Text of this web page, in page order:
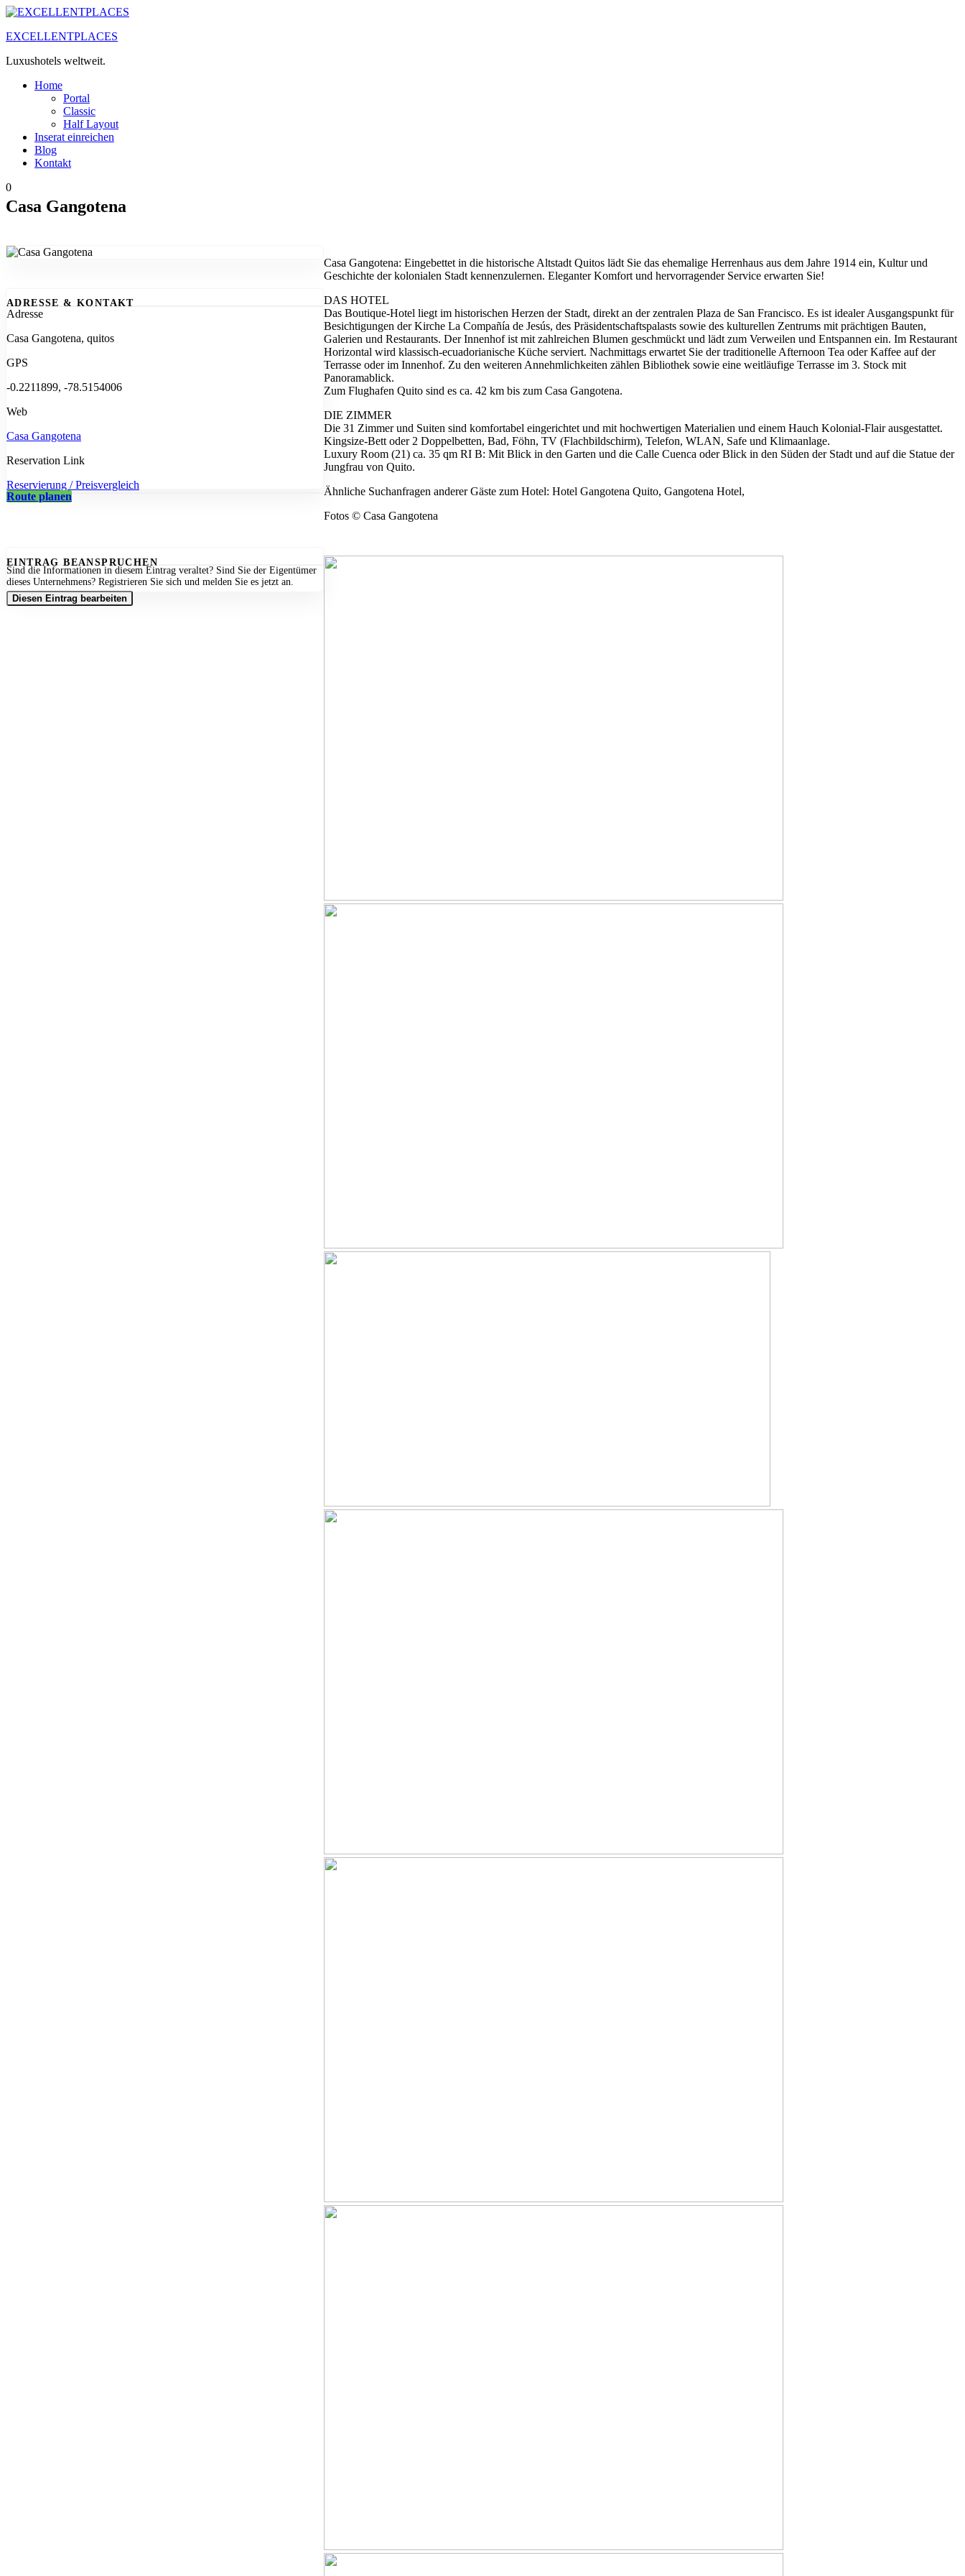
Zum
springen
EXCELLENTPLACES
Luxushotels weltweit.
Home
Portal
Classic
Half Layout
Inserat einreichen
Blog
Kontakt
0
Casa Gangotena
ADRESSE & KONTAKT
Adresse
Casa Gangotena, quitos
GPS
-0.2211899, -78.5154006
Web
Casa Gangotena
Reservation Link
Reservierung / Preisvergleich
Route planen
EINTRAG BEANSPRUCHEN
Sind die Informationen in diesem Eintrag veraltet? Sind Sie der Eigentümer
dieses Unternehmens? Registrieren Sie sich und melden Sie es jetzt an.
Diesen Eintrag bearbeiten
Casa Gangotena: Eingebettet in die historische Altstadt Quitos lädt Sie das ehemalige Herrenhaus aus dem Jahre 1914 ein, Kultur und
Geschichte der kolonialen Stadt kennenzulernen. Eleganter Komfort und hervorragender Service erwarten Sie!
DAS HOTEL
Das Boutique-Hotel liegt im historischen Herzen der Stadt, direkt an der zentralen Plaza de San Francisco. Es ist idealer Ausgangspunkt für
Besichtigungen der Kirche La Compañía de Jesús, des Präsidentschaftspalasts sowie des kulturellen Zentrums mit prächtigen Bauten,
Galerien und Restaurants. Der Innenhof ist mit zahlreichen Blumen geschmückt und lädt zum Verweilen und Entspannen ein. Im Restaurant
Horizontal wird klassisch-ecuadorianische Küche serviert. Nachmittags erwartet Sie der traditionelle Afternoon Tea oder Kaffee auf der
Terrasse oder im Innenhof. Zu den weiteren Annehmlichkeiten zählen Bibliothek sowie eine weitläufige Terrasse im 3. Stock mit
Panoramablick.
Zum Flughafen Quito sind es ca. 42 km bis zum Casa Gangotena.
DIE ZIMMER
Die 31 Zimmer und Suiten sind komfortabel eingerichtet und mit hochwertigen Materialien und einem Hauch Kolonial-Flair ausgestattet.
Kingsize-Bett oder 2 Doppelbetten, Bad, Föhn, TV (Flachbildschirm), Telefon, WLAN, Safe und Klimaanlage.
Luxury Room (21) ca. 35 qm RI B: Mit Blick in den Garten und die Calle Cuenca oder Blick in den Süden der Stadt und auf die Statue der
Jungfrau von Quito.
Ähnliche Suchanfragen anderer Gäste zum Hotel: Hotel Gangotena Quito, Gangotena Hotel,
Fotos © Casa Gangotena